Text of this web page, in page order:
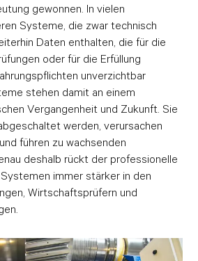
gewonnen. In vielen
Systeme, die zwar technisch
Daten enthalten, die für die
oder für die Erfüllung
unverzichtbar
stehen damit an einem
Vergangenheit und Zukunft. Sie
werden, verursachen
führen zu wachsenden
deshalb rückt der professionelle
immer stärker in den
Wirtschaftsprüfern und